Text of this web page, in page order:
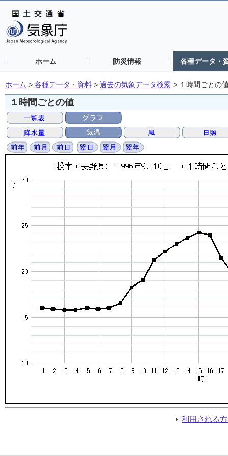
ホーム 防災情報 各種データ・
ホーム > 各種データ・資料 > 過去の気象データ検索 > １時間ごとの
１時間ごとの値
利用される